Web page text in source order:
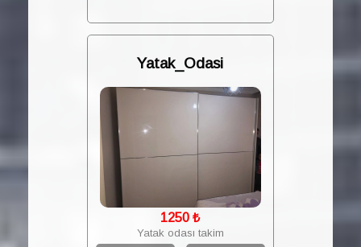
Yatak_Odasi
1250 ₺
Yatak odası takim